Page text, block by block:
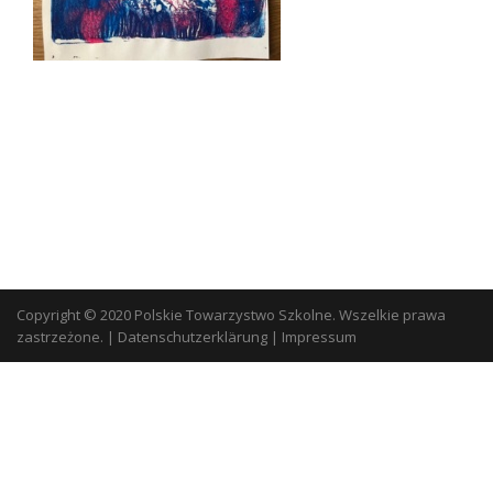
Copyright © 2020 Polskie Towarzystwo Szkolne. Wszelkie prawa
zastrzeżone. | Datenschutzerklärung | Impressum